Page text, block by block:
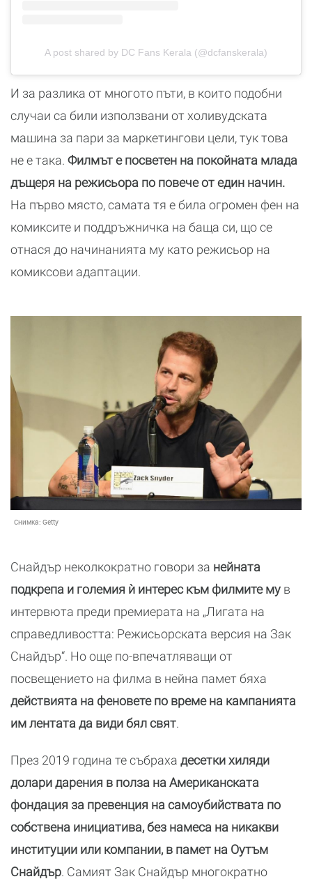
A post shared by DC Fans Kerala (@dcfanskerala)
И за разлика от многото пъти, в които подобни
случаи са били използвани от холивудската
машина за пари за маркетингови цели, тук това
не е така. Филмът е посветен на покойната млада
дъщеря на режисьора по повече от един начин.
На първо място, самата тя е била огромен фен на
комиксите и поддръжничка на баща си, що се
отнася до начинанията му като режисьор на
комиксови адаптации.
Снимка: Getty
Снайдър неколкократно говори за нейната
подкрепа и големия ѝ интерес към филмите му в
интервюта преди премиерата на „Лигата на
справедливостта: Режисьорската версия на Зак
Снайдър“. Но още по-впечатляващи от
посвещението на филма в нейна памет бяха
действията на феновете по време на кампанията
им лентата да види бял свят.
През 2019 година те събраха десетки хиляди
долари дарения в полза на Американската
фондация за превенция на самоубийствата по
собствена инициатива, без намеса на никакви
институции или компании, в памет на Оутъм
Снайдър. Самият Зак Снайдър многократно